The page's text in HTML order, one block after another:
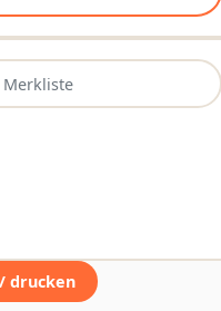
drucken